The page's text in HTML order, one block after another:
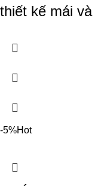
thiết kế mái
-5%Hot